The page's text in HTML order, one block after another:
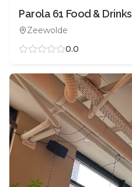
Parola 61 Food & Drinks
Zeewolde
0.0